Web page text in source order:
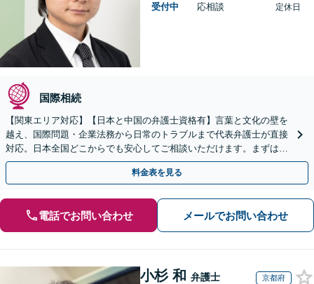
受付中
応相談
定休日
国際相続
【関東エリア対応】【日本と中国の弁護士資格有】言葉と文化の壁を
越え、国際問題・企業法務から日常のトラブルまで代表弁護士が直接
対応。日本全国どこからでも安心してご相談いただけます。まずは一
歩を踏み出してみませんか。【初回相談無料】
料金表を見る
電話でお問い合わせ メールでお問い合わせ
小杉 和 弁護士 京都府